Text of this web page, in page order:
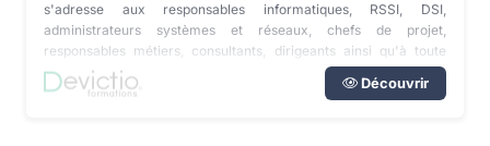
s'adresse aux responsables informatiques, RSSI, DSI,
administrateurs systèmes et réseaux, chefs de projet,
responsables métiers, consultants, dirigeants ainsi qu'à toute
personne impliquée dans la transformation numérique de son
entreprise. Disponible en inter-entreprises dans notre centre de
Découvrir